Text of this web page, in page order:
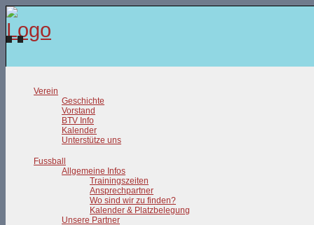
Verein
Geschichte
Vorstand
BTV Info
Kalender
Unterstütze uns
Fussball
Allgemeine Infos
Trainingszeiten
Ansprechpartner
Wo sind wir zu finden?
Kalender & Platzbelegung
Unsere Partner